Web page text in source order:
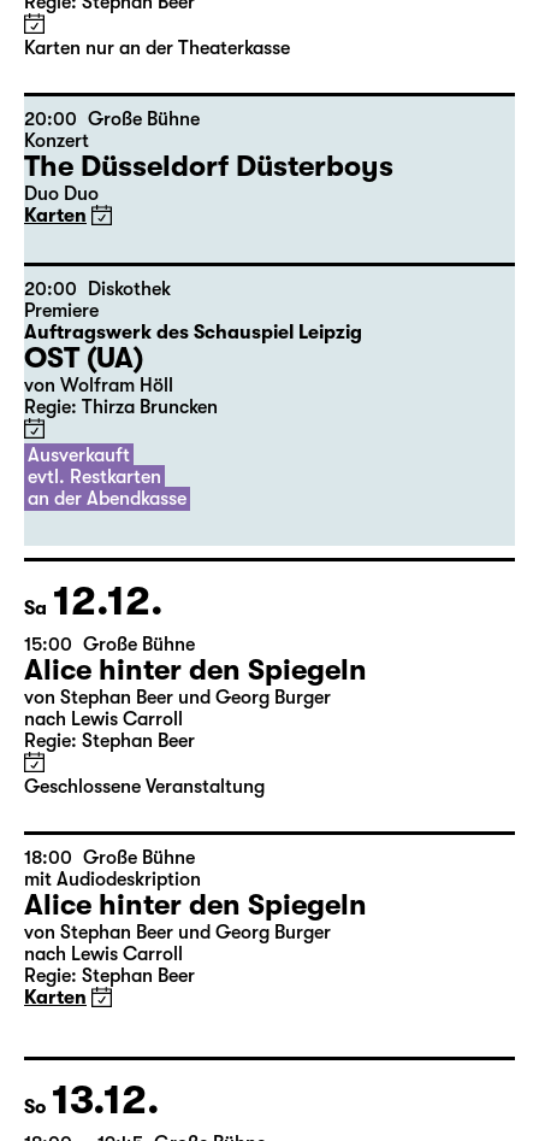
Mo 21.12.
Alice hinter den Spiegeln
von Stephan Beer und Georg Burger
nach Lewis Carroll
Regie: Stephan Beer
Karten nur an der Theaterkasse
Di 22.12.
09:00 Große Bühne
Alice hinter den Spiegeln
von Stephan Beer und Georg Burger
nach Lewis Carroll
Regie: Stephan Beer
Karten nur an der Theaterkasse
Mi 23.12.
17:00 — 18:50
Große Bühne
Familienstück
Das kalte Herz
von Wilhelm Hauff
Regie: Enrico Lübbe
Karten
Fr 25.12.
15:00 — 16:50 Große Bühne
Familienstück
Das kalte Herz
von Wilhelm Hauff
Regie: Enrico Lübbe
18:00 — 19:50
Familienstück